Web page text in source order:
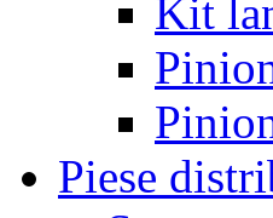
Kit
Piese